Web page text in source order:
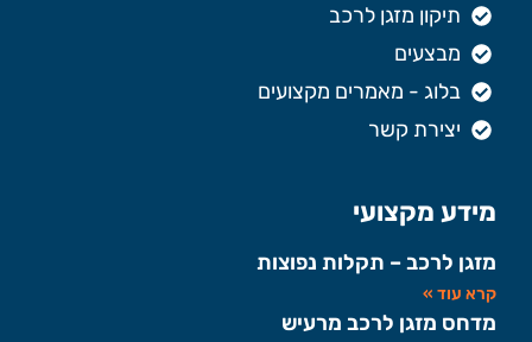
תיקון מזגן לרכב
מבצעים
בלוג - מאמרים מקצועים
יצירת קשר
מידע מקצועי
מזגן לרכב – תקלות נפוצות
קרא עוד »
מדחס מזגן לרכב מרעיש